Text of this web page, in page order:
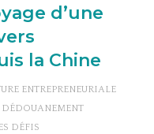
d’une
la Chine
ENTREPRENEURIALE
DÉDOUANEMENT
DÉFIS